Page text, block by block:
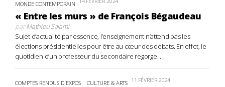
MONDE CONTEMPORAIN
« Entre les murs » de François Bégaudeau
parMathieu Salami
Sujet d’actualité par essence, l’enseignement n’attend pas les
élections présidentielles pour être au cœur des débats. En effet, le
quotidien d’un professeur du secondaire regorge...
COMPTES RENDUS D'EXPOS CULTURE & ARTS 11 FÉVRIER 2024